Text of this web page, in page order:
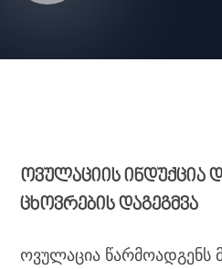
ოვულაციისინდუქცია
ცხოვრებისდაგეგმვა
ოვულაცია წარმოადგენს